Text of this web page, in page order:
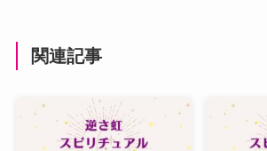
関連記事